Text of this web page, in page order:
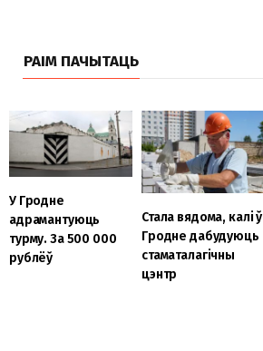
РАІМ ПАЧЫТАЦЬ
У Гродне
адрамантуюць
турму. За 500 000
рублёў
Стала вядома, калі ў
Гродне дабудуюць
стаматалагічны
цэнтр